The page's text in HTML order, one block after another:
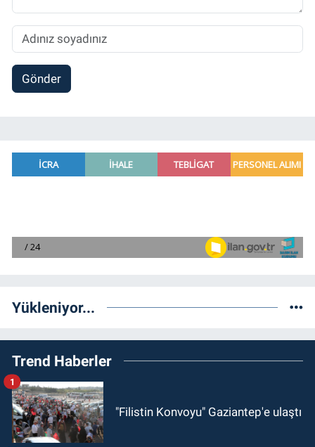
Gönder
Yükleniyor...
Trend Haberler
"Filistin Konvoyu" Gaziantep'e ulaştı
1